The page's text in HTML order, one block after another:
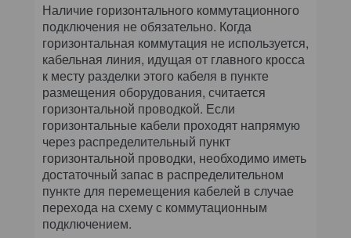
Наличие горизонтального коммутационного
подключения не обязательно. Когда
горизонтальная коммутация не используется,
кабельная линия, идущая от главного кросса
к месту разделки этого кабеля в пункте
размещения оборудования, считается
горизонтальной проводкой. Если
горизонтальные кабели проходят напрямую
через распределительный пункт
горизонтальной проводки, необходимо иметь
достаточный запас в распределительном
пункте для перемещения кабелей в случае
перехода на схему с коммутационным
подключением.